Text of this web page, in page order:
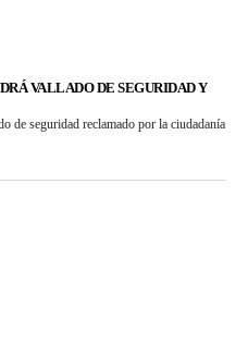
VALLADO DE SEGURIDAD Y
de seguridad reclamado por la ciudadanía